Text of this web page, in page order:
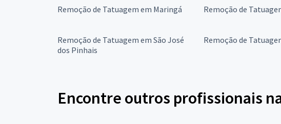
Remoção de Tatuagem em Maringá Remoção de
Remoção de Tatuagem em São José
dos Pinhais
Remoção de
Encontre outros profissionais